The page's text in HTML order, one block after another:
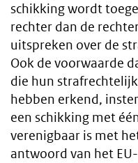
schikking wordt
rechter dan de
uitspreken over de
Ook de voorwaarde
die hun
hebben erkend,
een schikking met
verenigbaar is met
antwoord van het